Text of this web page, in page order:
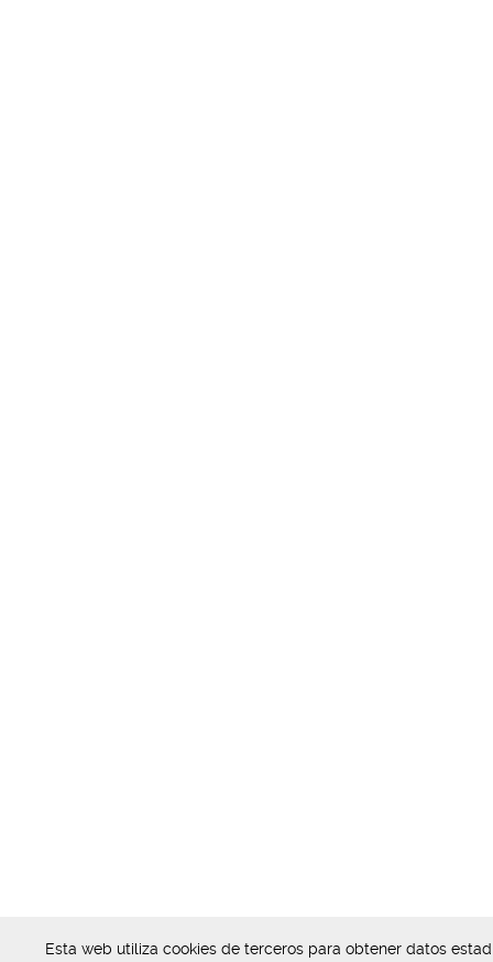
Esta web utiliza cookies de terceros para obtener datos